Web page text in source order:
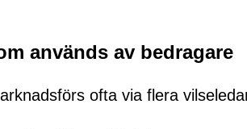
används av bedragare
ofta via flera